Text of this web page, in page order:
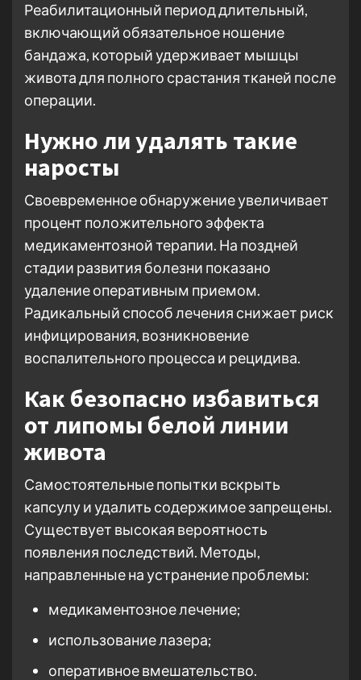
Реабилитационный период длительный,
включающий обязательное ношение
бандажа, который удерживает мышцы
живота для полного срастания тканей после
операции.
Нужно ли удалять такие
наросты
Своевременное обнаружение увеличивает
процент положительного эффекта
медикаментозной терапии. На поздней
стадии развития болезни показано
удаление оперативным приемом.
Радикальный способ лечения снижает риск
инфицирования, возникновение
воспалительного процесса и рецидива.
Как безопасно избавиться
от липомы белой линии
живота
Самостоятельные попытки вскрыть
капсулу и удалить содержимое запрещены.
Существует высокая вероятность
появления последствий. Методы,
направленные на устранение проблемы:
медикаментозное лечение;
использование лазера;
оперативное вмешательство.